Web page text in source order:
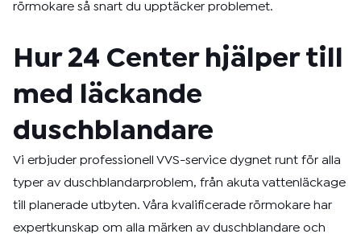
rörmokare så snart du upptäcker problemet.
Hur 24 Center hjälper till
med läckande
duschblandare
Vi erbjuder professionell VVS-service dygnet runt för alla
typer av duschblandarproblem, från akuta vattenläckage
till planerade utbyten. Våra kvalificerade rörmokare har
expertkunskap om alla märken av duschblandare och